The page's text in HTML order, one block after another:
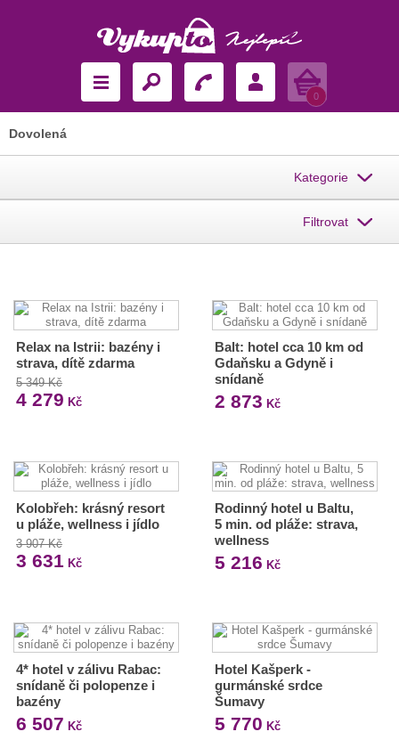
Košík
0
Dovolená
Kategorie
Filtrovat
Relax na Istrii: bazény i
strava, dítě zdarma
5 349 Kč
4 279 Kč
Balt: hotel cca 10 km od
Gdaňsku a Gdyně i
snídaně
2 873 Kč
Kolobřeh: krásný resort
u pláže, wellness i jídlo
3 907 Kč
3 631 Kč
Rodinný hotel u Baltu,
5 min. od pláže: strava,
wellness
5 216 Kč
4* hotel v zálivu Rabac:
snídaně či polopenze i
bazény
6 507 Kč
Hotel Kašperk -
gurmánské srdce
Šumavy
5 770 Kč